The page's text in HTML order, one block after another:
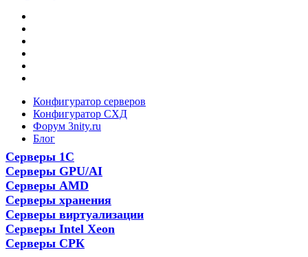
Конфигуратор серверов
Конфигуратор СХД
Форум 3nity.ru
Блог
Серверы 1С
Серверы GPU/AI
Серверы AMD
Серверы хранения
Серверы виртуализации
Серверы Intel Xeon
Серверы СРК